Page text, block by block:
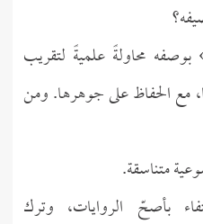
محاولةً علميةً لتقريب
مع الحفاظ على جوهرها. ومن
متناسقة.
بأصحّ الروايات، وترك